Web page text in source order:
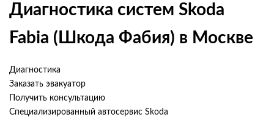
Диагностика систем Skoda
Fabia (Шкода Фабия) в Москве
Диагностика
Заказать эвакуатор
Получить консультацию
Специализированный автосервис Skoda